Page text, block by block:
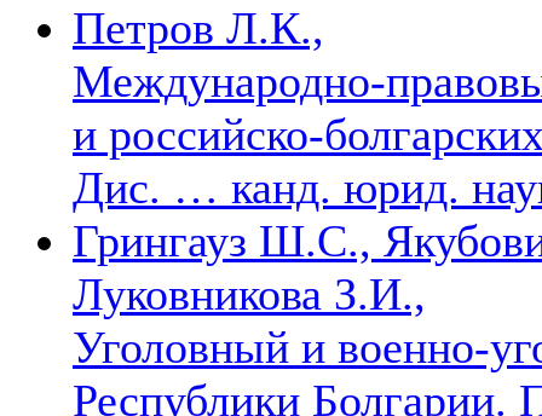
Петров Л.К.,
Международно-
и российско-
Дис. … канд. юрид.
Грингауз Ш.С.,
Луковникова З.И.,
Уголовный и военно-
Республики Болгарии.